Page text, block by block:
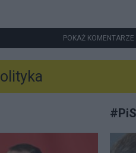
POKAŻ KOMENTARZE
#PiS